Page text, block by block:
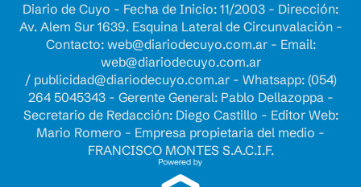
Diario de Cuyo - Fecha de Inicio: 11/2003 - Dirección:
Av. Alem Sur 1639. Esquina Lateral de Circunvalación -
Contacto: web@diariodecuyo.com.ar- Email:
web@diariodecuyo.com.ar
/ publicidad@diariodecuyo.com.ar- Whatsapp: (054)
264 5045343 - Gerente General: Pablo Dellazoppa -
Secretario de Redacción: Diego Castillo - Editor Web:
Mario Romero - Empresa propietaria del medio -
FRANCISCO MONTES S.A.C.I.F.